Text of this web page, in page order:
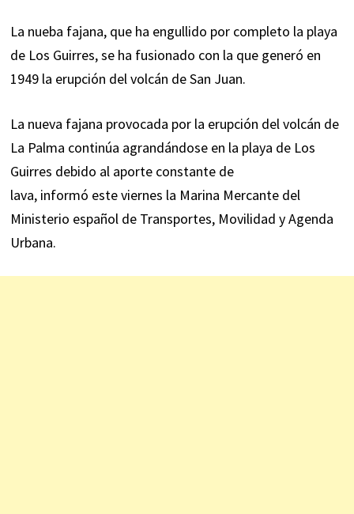
La nueba fajana, que ha engullido por completo la playa
de Los Guirres, se ha fusionado con la que generó en
1949 la erupción del volcán de San Juan.
La nueva fajana provocada por la erupción del volcán de
La Palma continúa agrandándose en la playa de Los
Guirres debido al aporte constante de
lava, informó este viernes la Marina Mercante del
Ministerio español de Transportes, Movilidad y Agenda
Urbana.